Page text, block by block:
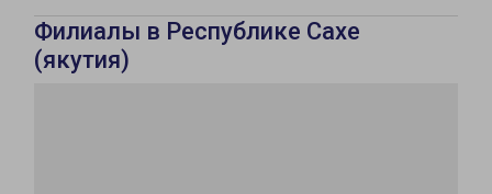
Филиалы в Республике Сахе
(якутия)